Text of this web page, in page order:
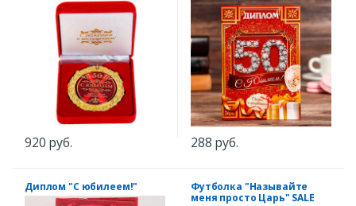
920 руб. 288 руб.
Диплом "С юбилеем!"
Футболка "Называйте
меня просто Царь" SALE